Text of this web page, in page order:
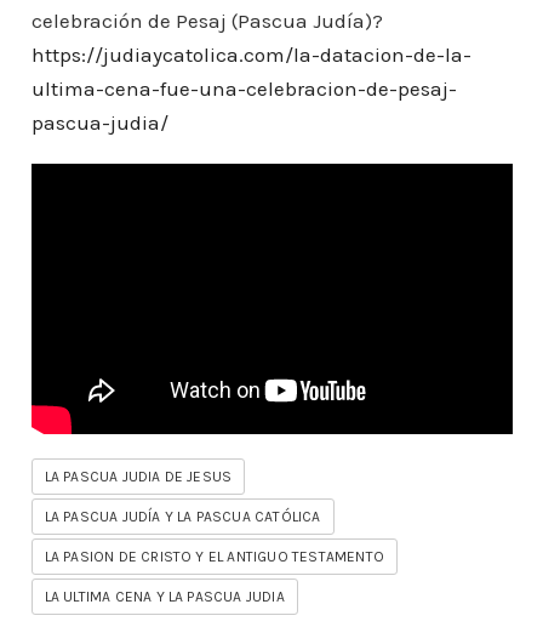
celebración de Pesaj (Pascua Judía)?
https://judiaycatolica.com/la-datacion-de-la-
ultima-cena-fue-una-celebracion-de-pesaj-
pascua-judia/
LA PASCUA JUDIA DE JESUS
LA PASCUA JUDÍA Y LA PASCUA CATÓLICA
LA PASION DE CRISTO Y EL ANTIGUO TESTAMENTO
LA ULTIMA CENA Y LA PASCUA JUDIA